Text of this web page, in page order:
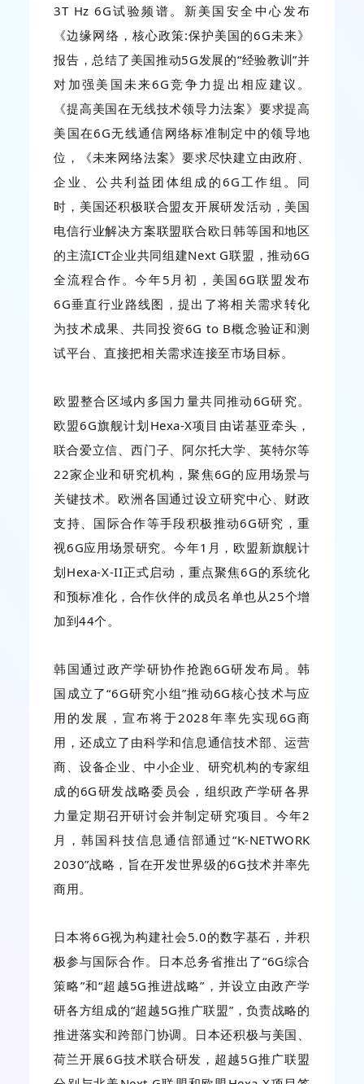
3T Hz 6G试验频谱。新美国安全中心发布
《边缘网络，核心政策:保护美国的6G未来》
报告，总结了美国推动5G发展的“经验教训”并
对加强美国未来6G竞争力提出相应建议。
《提高美国在无线技术领导力法案》要求提高
美国在6G无线通信网络标准制定中的领导地
位，《未来网络法案》要求尽快建立由政府、
企业、公共利益团体组成的6G工作组。同
时，美国还积极联合盟友开展研发活动，美国
电信行业解决方案联盟联合欧日韩等国和地区
的主流ICT企业共同组建Next G联盟，推动6G
全流程合作。今年5月初，美国6G联盟发布
6G垂直行业路线图，提出了将相关需求转化
为技术成果、共同投资6G to B概念验证和测
试平台、直接把相关需求连接至市场目标。
欧盟整合区域内多国力量共同推动6G研究。
欧盟6G旗舰计划Hexa-X项目由诺基亚牵头，
联合爱立信、西门子、阿尔托大学、英特尔等
22家企业和研究机构，聚焦6G的应用场景与
关键技术。欧洲各国通过设立研究中心、财政
支持、国际合作等手段积极推动6G研究，重
视6G应用场景研究。今年1月，欧盟新旗舰计
划Hexa-X-II正式启动，重点聚焦6G的系统化
和预标准化，合作伙伴的成员名单也从25个增
加到44个。
韩国通过政产学研协作抢跑6G研发布局。韩
国成立了“6G研究小组”推动6G核心技术与应
用的发展，宣布将于2028年率先实现6G商
用，还成立了由科学和信息通信技术部、运营
商、设备企业、中小企业、研究机构的专家组
成的6G研发战略委员会，组织政产学研各界
力量定期召开研讨会并制定研究项目。今年2
月，韩国科技信息通信部通过“K-NETWORK
2030”战略，旨在开发世界级的6G技术并率先
商用。
日本将6G视为构建社会5.0的数字基石，并积
极参与国际合作。日本总务省推出了“6G综合
策略”和“超越5G推进战略”，并设立由政产学
研各方组成的“超越5G推广联盟”，负责战略的
推进落实和跨部门协调。日本还积极与美国、
荷兰开展6G技术联合研发，超越5G推广联盟